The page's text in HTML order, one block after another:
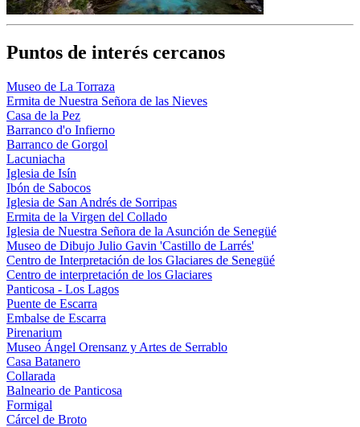
Puntos de interés cercanos
Museo de La Torraza
Ermita de Nuestra Señora de las Nieves
Casa de la Pez
Barranco d'o Infierno
Barranco de Gorgol
Lacuniacha
Iglesia de Isín
Ibón de Sabocos
Iglesia de San Andrés de Sorripas
Ermita de la Virgen del Collado
Iglesia de Nuestra Señora de la Asunción de Senegüé
Museo de Dibujo Julio Gavin 'Castillo de Larrés'
Centro de Interpretación de los Glaciares de Senegüé
Centro de interpretación de los Glaciares
Panticosa - Los Lagos
Puente de Escarra
Embalse de Escarra
Pirenarium
Museo Ángel Orensanz y Artes de Serrablo
Casa Batanero
Collarada
Balneario de Panticosa
Formigal
Cárcel de Broto